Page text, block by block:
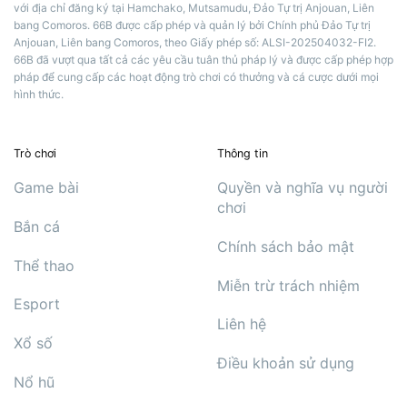
với địa chỉ đăng ký tại Hamchako, Mutsamudu, Đảo Tự trị Anjouan, Liên
bang Comoros. 66B được cấp phép và quản lý bởi Chính phủ Đảo Tự trị
Anjouan, Liên bang Comoros, theo Giấy phép số: ALSI-202504032-FI2.
66B đã vượt qua tất cả các yêu cầu tuân thủ pháp lý và được cấp phép hợp
pháp để cung cấp các hoạt động trò chơi có thưởng và cá cược dưới mọi
hình thức.
Trò chơi
Game bài
Bắn cá
Thể thao
Esport
Xổ số
Nổ hũ
Thông tin
Quyền và nghĩa vụ người
chơi
Chính sách bảo mật
Miễn trừ trách nhiệm
Liên hệ
Điều khoản sử dụng